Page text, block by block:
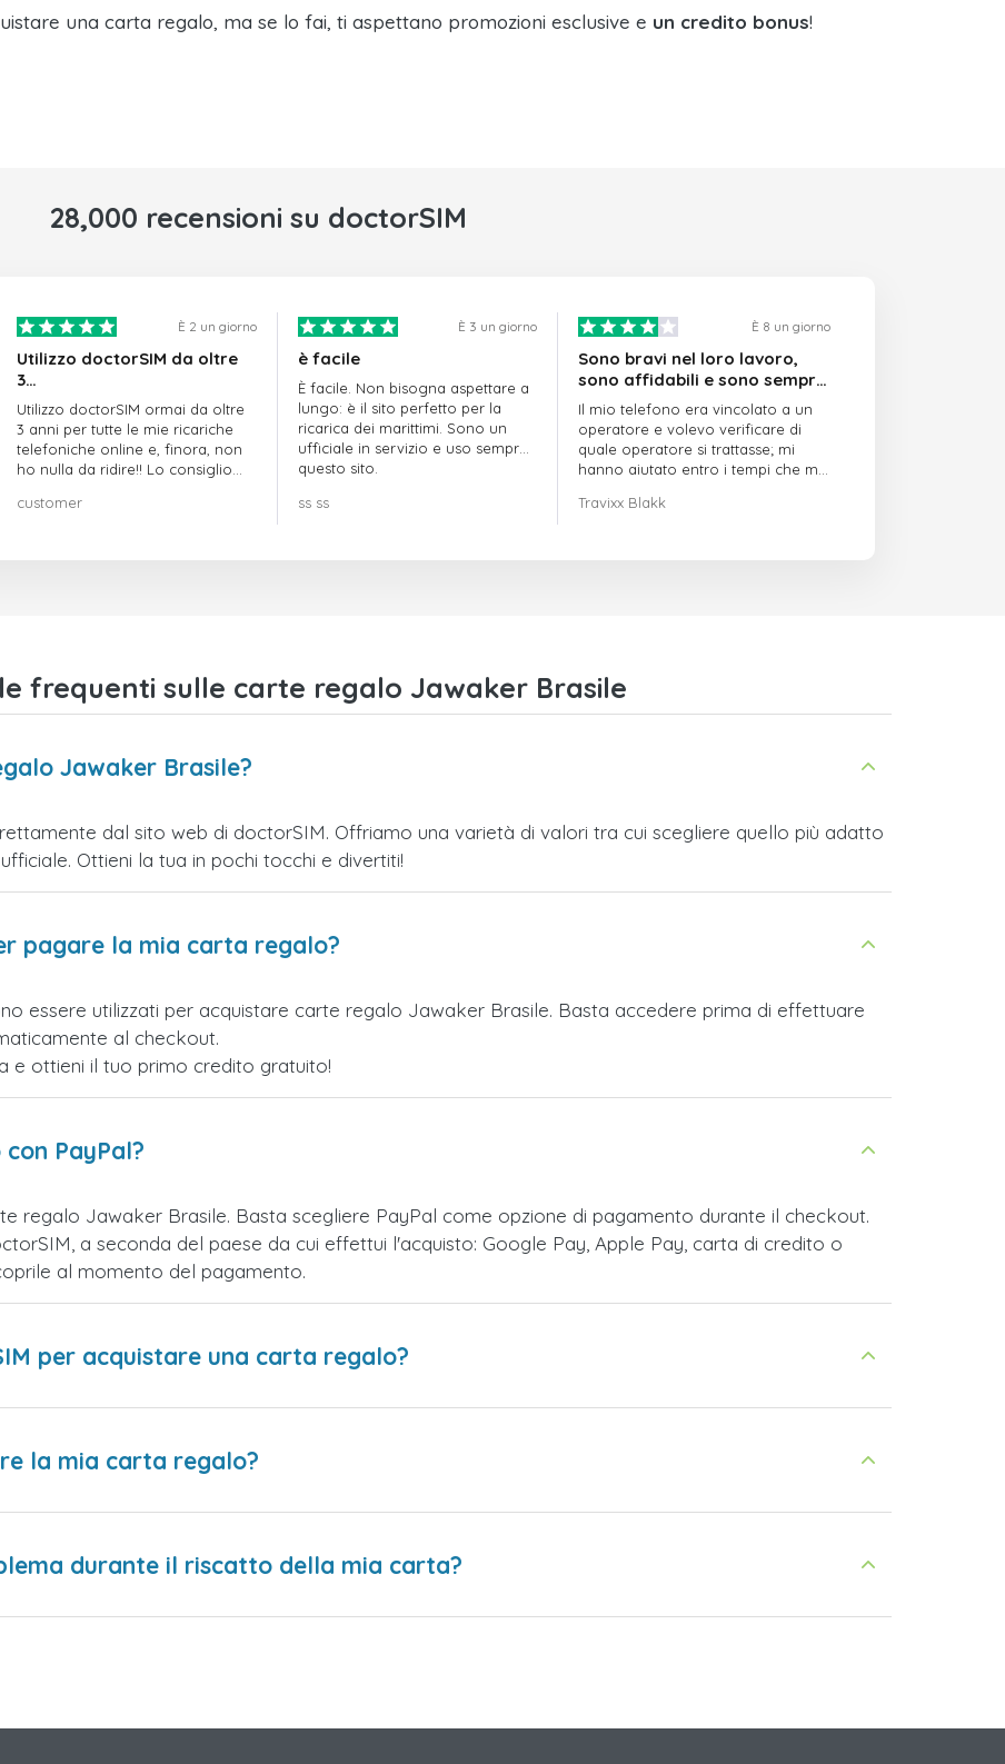
una carta regalo, ma se lo fai, ti aspettano promozioni esclusive e un credito bonus!
28,000 recensioni su doctorSIM
È 2 un giorno
Utilizzo doctorSIM da oltre
3…
Utilizzo doctorSIM ormai da oltre
3 anni per tutte le mie ricariche
telefoniche online e, finora, non
ho nulla da ridire!! Lo consiglio
customer
È 3 un giorno
è facile
È facile. Non bisogna aspettare a
lungo: è il sito perfetto per la
ricarica dei marittimi. Sono un
ufficiale in servizio e uso sempre
questo sito.
ss ss
È 8 un giorno
Sono bravi nel loro lavoro,
sono affidabili e sono sempre
puntuali
Il mio telefono era vincolato a un
operatore e volevo verificare di
quale operatore si trattasse; mi
hanno aiutato entro i tempi che mi
Travixx Blakk
frequenti sulle carte regalo Jawaker Brasile
Jawaker Brasile?
dal sito web di doctorSIM. Offriamo una varietà di valori tra cui scegliere quello più adatto
Ottieni la tua in pochi tocchi e divertiti!
pagare la mia carta regalo?
essere utilizzati per acquistare carte regalo Jawaker Brasile. Basta accedere prima di effettuare
al checkout.
e ottieni il tuo primo credito gratuito!
PayPal?
regalo Jawaker Brasile. Basta scegliere PayPal come opzione di pagamento durante il checkout.
a seconda del paese da cui effettui l'acquisto: Google Pay, Apple Pay, carta di credito o
al momento del pagamento.
per acquistare una carta regalo?
la mia carta regalo?
durante il riscatto della mia carta?